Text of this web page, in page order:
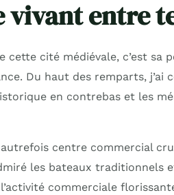
vivant entre
cette cité médiévale, c’est sa
Du haut des remparts, j’ai
en contrebas et les
centre commercial
les bateaux traditionnels
commerciale